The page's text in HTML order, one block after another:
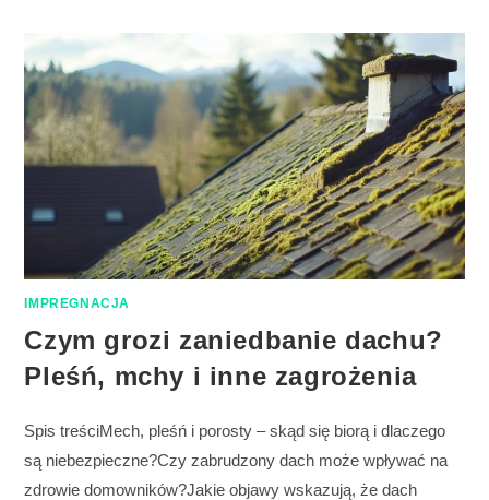
IMPREGNACJA
Czym grozi zaniedbanie dachu?
Pleśń, mchy i inne zagrożenia
Spis treściMech, pleśń i porosty – skąd się biorą i dlaczego
są niebezpieczne?Czy zabrudzony dach może wpływać na
zdrowie domowników?Jakie objawy wskazują, że dach